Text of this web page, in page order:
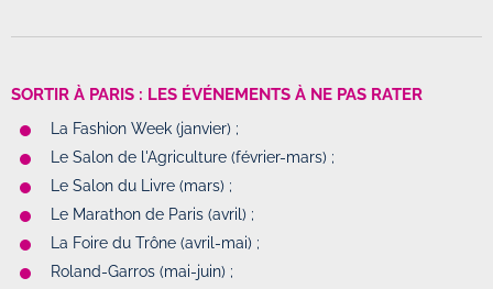
SORTIR À PARIS : LES ÉVÉNEMENTS À NE PAS RATER
La Fashion Week (janvier) ;
Le Salon de l'Agriculture (février-mars) ;
Le Salon du Livre (mars) ;
Le Marathon de Paris (avril) ;
La Foire du Trône (avril-mai) ;
Roland-Garros (mai-juin) ;